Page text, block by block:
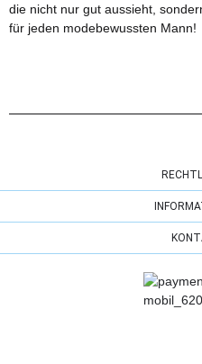
die nicht nur gut aussieht,
für jeden modebewussten Mann!